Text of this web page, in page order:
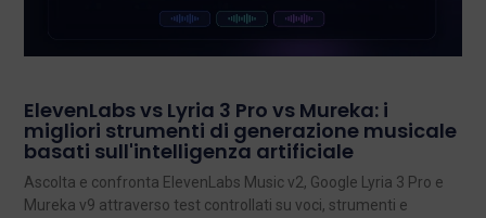
ElevenLabs vs Lyria 3 Pro vs Mureka: i
migliori strumenti di generazione musicale
basati sull'intelligenza artificiale
Ascolta e confronta ElevenLabs Music v2, Google Lyria 3 Pro e
Mureka v9 attraverso test controllati su voci, strumenti e